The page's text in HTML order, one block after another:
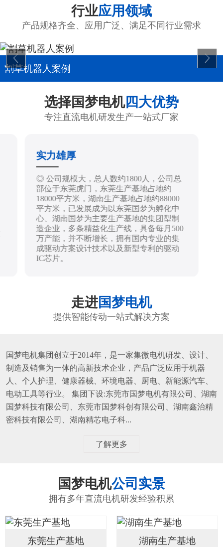
行业应用领域
产品规格齐全、应用广泛、满足不同行业需求
割草机器人案例
选择国梦电机四大优势
专注直流电机研发生产一站式厂家
实力雄厚
◎ 公司规模大，总人数约1800人，公司总
部位于东莞虎门，东莞生产基地占地约
18000平方米，湖南生产基地占地约88000
平方米，已发展成为以东莞国梦为孵化中
心、湖南国梦为主要生产基地的集团型制
造企业，多条精益化生产线，具备每月500
万产能，并不断增长，拥有国内专业的集
成驱动方案设计技术以及新型专利的驱动
IC芯片。
走进国梦电机
提供智能传动一站式解决方案
国梦电机集团创立于2014年，是一家集微电机研发、设计、
制造及销售为一体的高新技术企业，产品广泛应用于机器
人、个人护理、健康器械、环境电器、厨电、新能源汽车、
电动工具等行业。 集团下设:东莞市国梦电机有限公司、湖南
国梦科技有限公司、东莞市国梦科创有限公司、湖南鑫治精
密科技有限公司、湖南精芯电子科...
了解更多
国梦电机公司实景
拥有多年直流电机研发经验积累
东莞生产基地 湖南生产基地